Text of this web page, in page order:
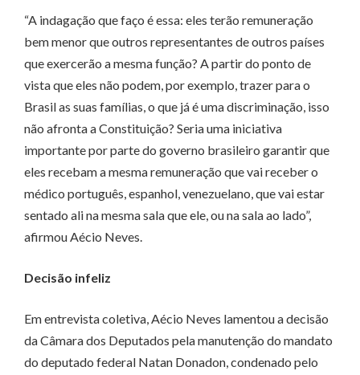
“A indagação que faço é essa: eles terão remuneração
bem menor que outros representantes de outros países
que exercerão a mesma função? A partir do ponto de
vista que eles não podem, por exemplo, trazer para o
Brasil as suas famílias, o que já é uma discriminação, isso
não afronta a Constituição? Seria uma iniciativa
importante por parte do governo brasileiro garantir que
eles recebam a mesma remuneração que vai receber o
médico português, espanhol, venezuelano, que vai estar
sentado ali na mesma sala que ele, ou na sala ao lado”,
afirmou Aécio Neves.
Decisão infeliz
Em entrevista coletiva, Aécio Neves lamentou a decisão
da Câmara dos Deputados pela manutenção do mandato
do deputado federal Natan Donadon, condenado pelo